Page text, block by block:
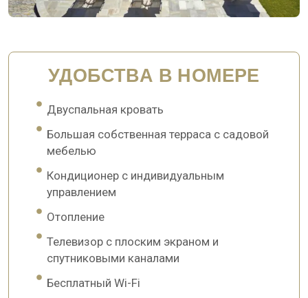
УДОБСТВА В НОМЕРЕ
Двуспальная кровать
Большая собственная терраса с садовой
мебелью
Кондиционер с индивидуальным
управлением
Отопление
Телевизор с плоским экраном и
спутниковыми каналами
Бесплатный Wi-Fi